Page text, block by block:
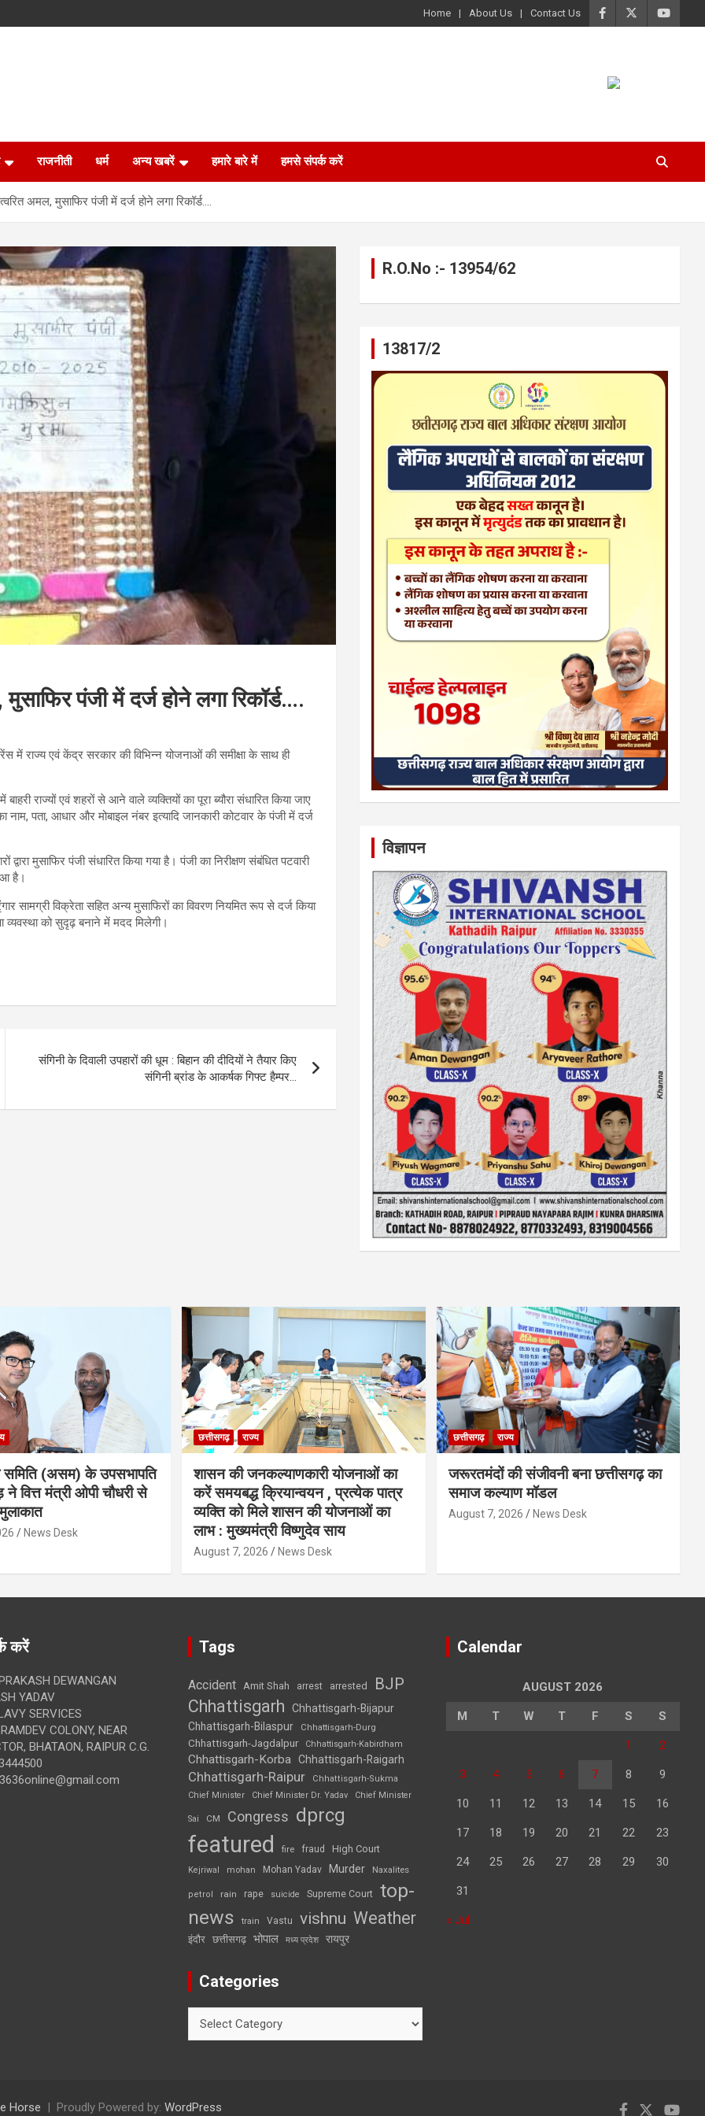
Home About Us Contact Us
राजनीती धर्म अन्य खबरें हमारे बारे में हमसे संपर्क करें
अमल, मुसाफिर पंजी में दर्ज होने लगा रिकॉर्ड….
पंजी में दर्ज होने लगा रिकॉर्ड….
में राज्य एवं केंद्र सरकार की विभिन्न योजनाओं की समीक्षा के साथ ही
राज्यों एवं शहरों से आने वाले व्यक्तियों का पूरा ब्यौरा संधारित किया जाए
पता, आधार और मोबाइल नंबर इत्यादि जानकारी कोटवार के पंजी में दर्ज
मुसाफिर पंजी संधारित किया गया है। पंजी का निरीक्षण संबंधित पटवारी
है।
सामग्री विक्रेता सहित अन्य मुसाफिरों का विवरण नियमित रूप से दर्ज किया
व्यवस्था को सुदृढ़ बनाने में मदद मिलेगी।
संगिनी के दिवाली उपहारों की धूम : बिहान की दीदियों ने तैयार किए
संगिनी ब्रांड के आकर्षक गिफ्ट हैम्पर…
R.O.No :- 13954/62
13817/2
विज्ञापन
समिति (असम) के उपसभापति
ने वित्त मंत्री ओपी चौधरी से
News Desk
छत्तीसगढ़ राज्य
शासन की जनकल्याणकारी योजनाओं का
करें समयबद्ध क्रियान्वयन , प्रत्येक पात्र
व्यक्ति को मिले शासन की योजनाओं का
लाभ : मुख्यमंत्री विष्णुदेव साय
August 7, 2026 News Desk
छत्तीसगढ़ राज्य
जरूरतमंदों की संजीवनी बना छत्तीसगढ़ का
समाज कल्याण मॉडल
August 7, 2026 News Desk
करें
DEWANGAN
YADAV
SERVICES
COLONY, NEAR
BHATAON, RAIPUR C.G.
Tags
Accident Amit Shah arrest arrested BJP
Chhattisgarh
Chhattisgarh-Bijapur
Chhattisgarh-Bilaspur
Chhattisgarh-Durg
Chhattisgarh-Jagdalpur Chhattisgarh-Kabirdham
Chhattisgarh-Korba Chhattisgarh-Raigarh
Chhattisgarh-Raipur
Chhattisgarh-Sukma
Chief Minister
Chief Minister Dr. Yadav Chief Minister
Sai CM Congress dprcg
featured fire fraud High Court
Kejriwal mohan Mohan Yadav Murder Naxalites
petrol rain rape suicide Supreme Court top-
news
train Vastu vishnu Weather
इंदौर छत्तीसगढ़ भोपाल मध्य प्रदेश रायपुर
Categories
Calendar
AUGUST 2026
M T W T F S S
1 2
3 4 5 6 7 8 9
10 11 12 13 14 15 16
17 18 19 20 21 22 23
24 25 26 27 28 29 30
31
« Jul
Horse Proudly Powered by: WordPress